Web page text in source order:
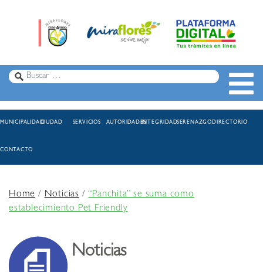
MUNICIPALIDADCIUDAD SERVICIOS AUTORIDADESINTEGRIDADSERENAZGODIRECTORIO
CONTACTO
Home/Noticias /“Panchita” se suma como
establecimiento Pet Friendly
Noticias